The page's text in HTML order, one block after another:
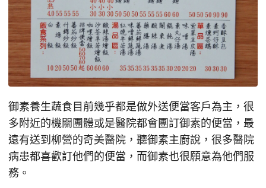
御素養生蔬食目前幾乎都是做外送便當客戶為主，很
多附近的機關團體或是醫院都會團訂御素的便當，最
遠有送到柳營的奇美醫院，聽御素主廚說，很多醫院
病患都喜歡訂他們的便當，而御素也很願意為他們服
務。